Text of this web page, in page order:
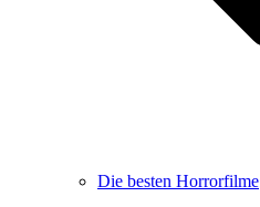
Die besten Horrorfilme